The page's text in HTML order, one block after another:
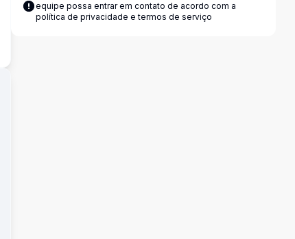
equipe possa entrar em contato de acordo com a
política de privacidade e termos de serviço